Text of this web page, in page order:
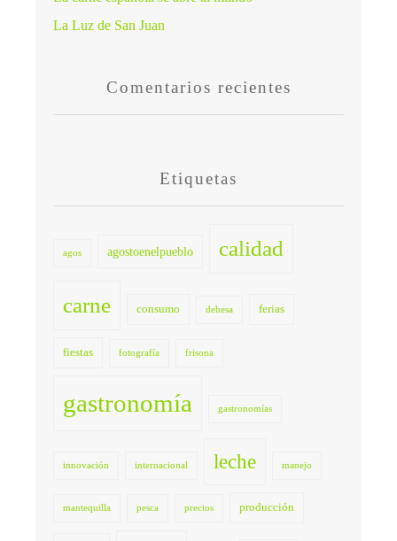
La Luz de San Juan
Comentarios recientes
Etiquetas
agos agostoenelpueblo calidad
carne consumo dehesa ferias
fiestas fotografía frisona
gastronomía gastronomías
innovación internacional leche manejo
mantequilla pesca precios producción